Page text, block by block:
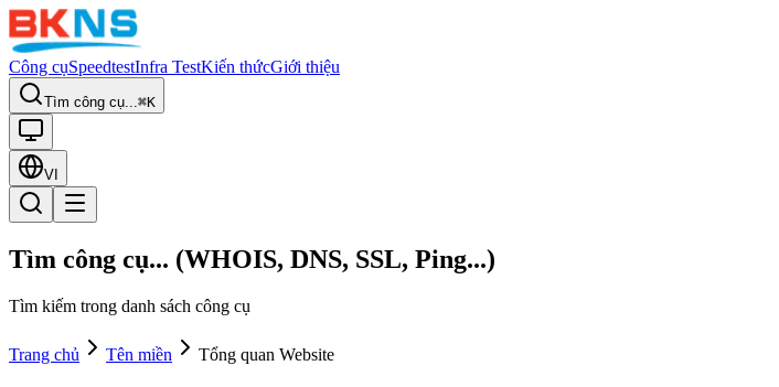
Công cụSpeedtestInfra TestKiến thứcGiới thiệu
Tìm công cụ...⌘K
VI
Tìm công cụ... (WHOIS, DNS, SSL, Ping...)
Tìm kiếm trong danh sách công cụ
Trang chủ Tên miền Tổng quan Website